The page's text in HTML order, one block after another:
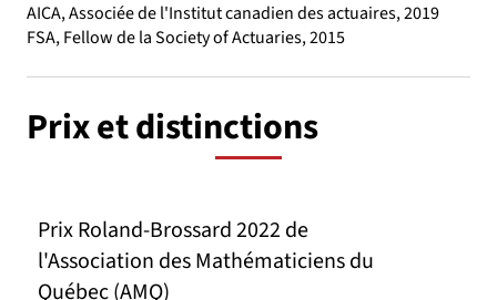
AICA, Associée de l'Institut canadien des actuaires, 2019
FSA, Fellow de la Society of Actuaries, 2015
Prix et distinctions
Prix Roland-Brossard 2022 de
l'Association des Mathématiciens du
Québec (AMQ)